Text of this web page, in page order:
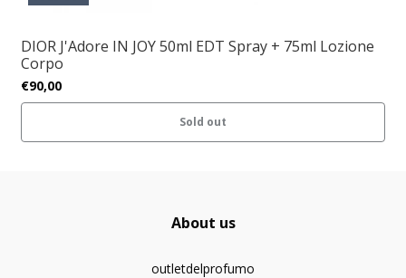
DIOR J'Adore IN JOY 50ml EDT Spray + 75ml Lozione
Corpo
€90,00
Sold out
About us
outletdelprofumo